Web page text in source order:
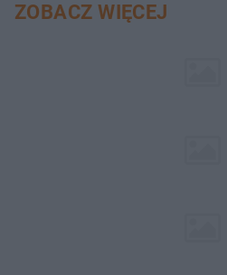
ZOBACZ WIĘCEJ